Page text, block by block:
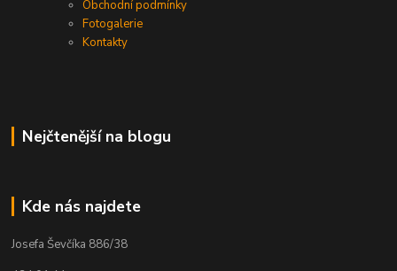
Obchodní podmínky
Fotogalerie
Kontakty
Nejčtenější na blogu
Kde nás najdete
Josefa Ševčíka 886/38